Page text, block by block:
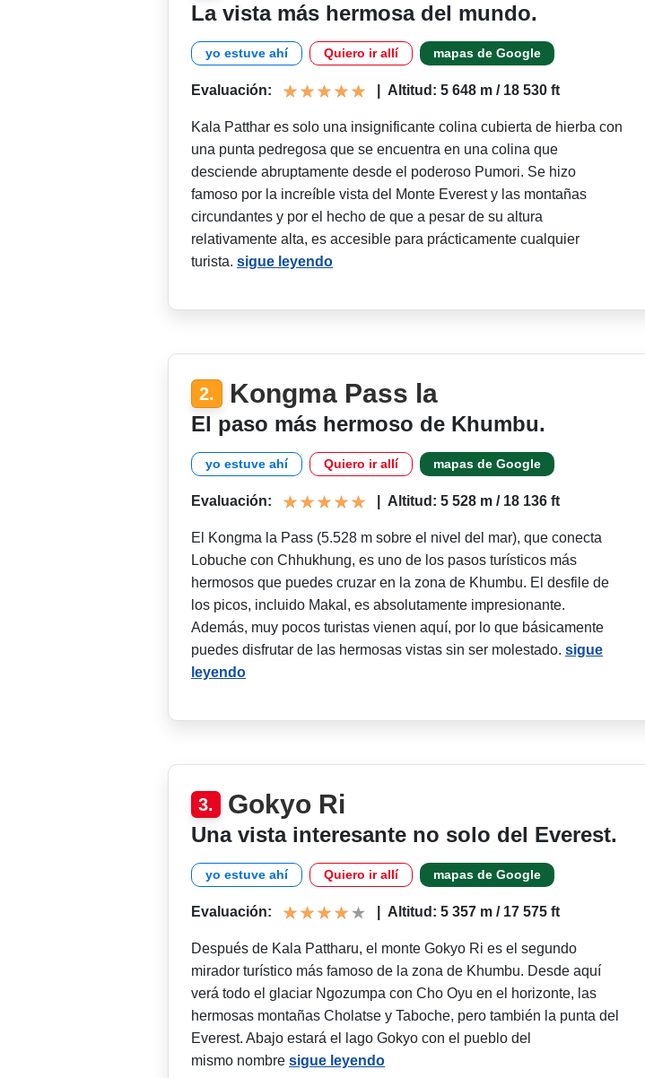
La vista más hermosa del mundo.
yo estuve ahí Quiero ir allí mapas de Google
Evaluación: Altitud: 5 648 m / 18 530 ft
Kala Patthar es solo una insignificante colina cubierta de hierba con
una punta pedregosa que se encuentra en una colina que
desciende abruptamente desde el poderoso Pumori. Se hizo
famoso por la increíble vista del Monte Everest y las montañas
circundantes y por el hecho de que a pesar de su altura
relativamente alta, es accesible para prácticamente cualquier
turista. sigue leyendo
2. Kongma Pass la
El paso más hermoso de Khumbu.
yo estuve ahí Quiero ir allí mapas de Google
Evaluación: Altitud: 5 528 m / 18 136 ft
El Kongma la Pass (5.528 m sobre el nivel del mar), que conecta
Lobuche con Chhukhung, es uno de los pasos turísticos más
hermosos que puedes cruzar en la zona de Khumbu. El desfile de
los picos, incluido Makal, es absolutamente impresionante.
Además, muy pocos turistas vienen aquí, por lo que básicamente
puedes disfrutar de las hermosas vistas sin ser molestado. sigue
leyendo
3. Gokyo Ri
Una vista interesante no solo del Everest.
yo estuve ahí Quiero ir allí mapas de Google
Evaluación: Altitud: 5 357 m / 17 575 ft
Después de Kala Pattharu, el monte Gokyo Ri es el segundo
mirador turístico más famoso de la zona de Khumbu. Desde aquí
verá todo el glaciar Ngozumpa con Cho Oyu en el horizonte, las
hermosas montañas Cholatse y Taboche, pero también la punta del
Everest. Abajo estará el lago Gokyo con el pueblo del
mismo nombre sigue leyendo